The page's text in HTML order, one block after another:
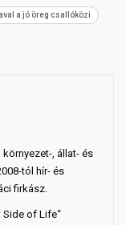
a jó öreg csallóközi
, állat- és
tól hír- és
firkász.
Side of Life“